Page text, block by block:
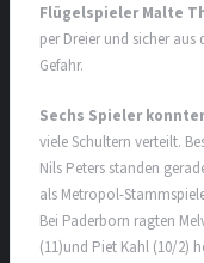
Flügelspieler Malte
per Dreier und sicher
Gefahr.
Sechs Spieler
viele Schultern verteilt.
Nils Peters standen
als Metropol-
Bei Paderborn ragten
(11)und Piet Kahl (10/2)